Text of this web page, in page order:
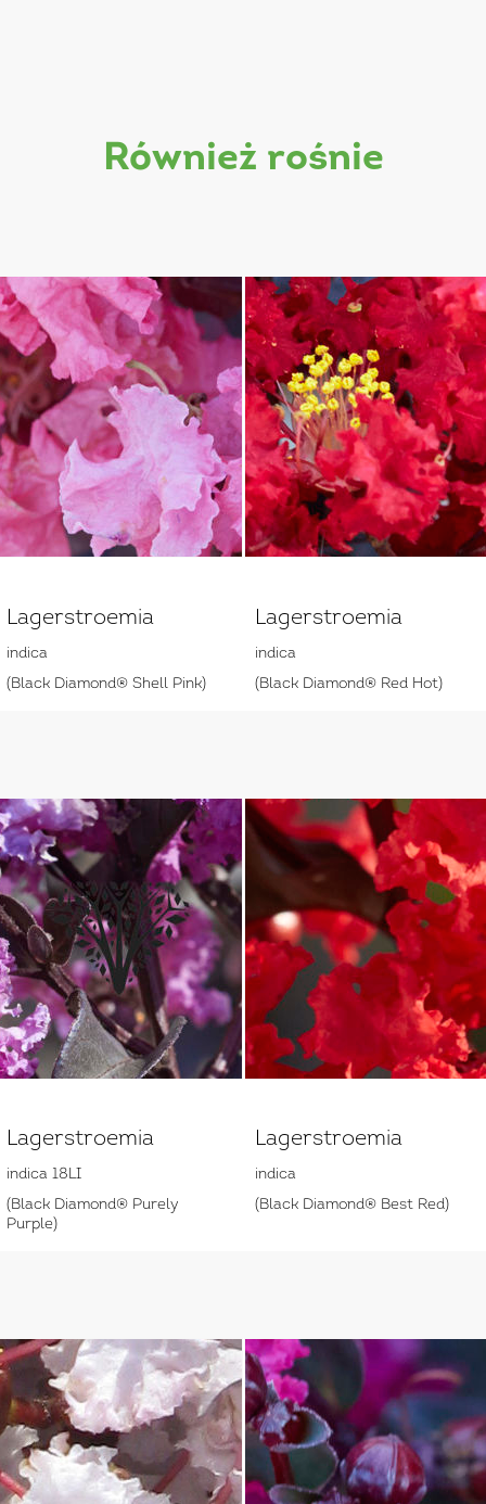
również rośnie
Lagerstroemia
indica
(Black Diamond® Shell Pink)
Lagerstroemia
indica
(Black Diamond® Red Hot)
Lagerstroemia
indica 18LI
(Black Diamond® Purely
Purple)
Lagerstroemia
indica
(Black Diamond® Best Red)